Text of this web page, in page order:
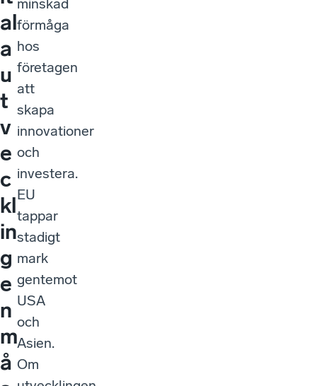
al
a
u
t
v
e
c
kl
in
g
e
n
m
å
minskad
förmåga
hos
företagen
att
skapa
innovationer
och
investera.
EU
tappar
stadigt
mark
gentemot
USA
och
Asien.
Om